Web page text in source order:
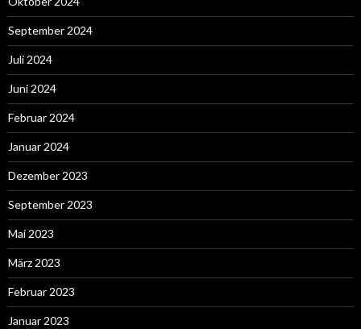
September 2024
Juli 2024
Juni 2024
Februar 2024
Januar 2024
Dezember 2023
September 2023
Mai 2023
März 2023
Februar 2023
Januar 2023